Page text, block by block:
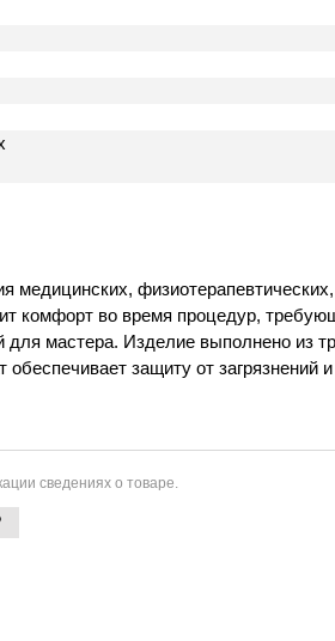
комфорт во время процедур,
мастера. Изделие выполнено из
защиту от загрязнений
сведениях о товаре.